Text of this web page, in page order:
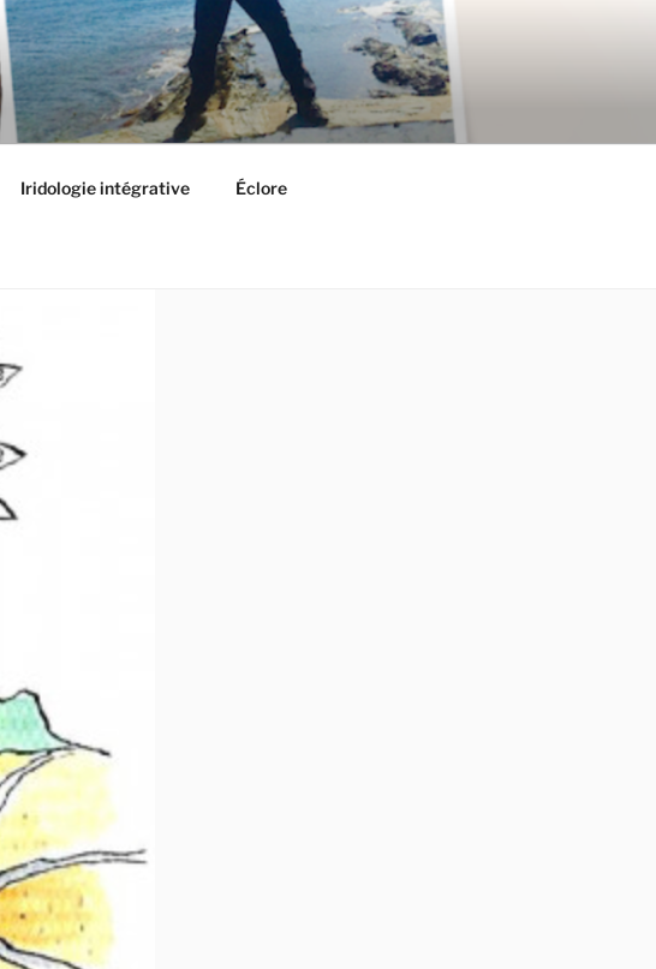
Iridologie intégrative Éclore